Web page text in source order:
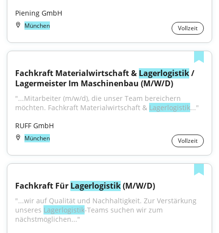
Piening GmbH
München Vollzeit
Fachkraft Materialwirtschaft & Lagerlogistik /
Lagermeister Im Maschinenbau (M/W/D)
"...Mitarbeiter (m/w/d), die unser Team bereichern
möchten. Fachkraft Materialwirtschaft & Lagerlogistik..."
RUFF GmbH
München Vollzeit
Fachkraft Für Lagerlogistik (M/W/D)
"...wir auf Qualität und Nachhaltigkeit. Zur Verstärkung
unseres Lagerlogistik-Teams suchen wir zum
nächstmöglichen..."